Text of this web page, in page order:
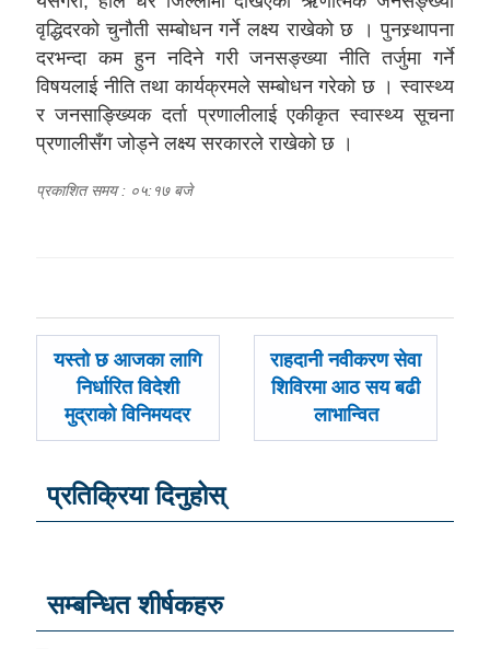
वृद्धिदरको चुनौती सम्बोधन गर्ने लक्ष्य राखेको छ । पुनस्र्थापना
दरभन्दा कम हुन नदिने गरी जनसङ्ख्या नीति तर्जुमा गर्ने
विषयलाई नीति तथा कार्यक्रमले सम्बोधन गरेको छ । स्वास्थ्य
र जनसाङ्ख्यिक दर्ता प्रणालीलाई एकीकृत स्वास्थ्य सूचना
प्रणालीसँग जोड्ने लक्ष्य सरकारले राखेको छ ।
प्रकाशित समय : ०५:१७ बजे
पछिल्लाे
यस्तो छ आजका लागि
निर्धारित विदेशी
मुद्राको विनिमयदर
अघिल्लाे
-
राहदानी नवीकरण सेवा
शिविरमा आठ सय बढी
लाभान्वित
प्रतिक्रिया दिनुहोस्
सम्बन्धित शीर्षकहरु